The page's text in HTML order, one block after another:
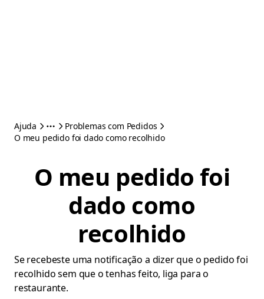
Ajuda
Problemas com Pedidos
O meu pedido foi dado como recolhido
O meu pedido foi
dado como
recolhido
Se recebeste uma notificação a dizer que o pedido foi
recolhido sem que o tenhas feito, liga para o
restaurante.